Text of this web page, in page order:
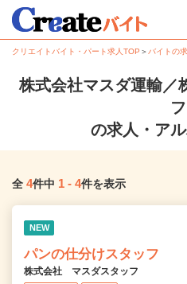
クリエイトバイト・パート求人TOP ＞ バイトの
株式会社マスダ運輸／
フ
の求人・ア
全 4件中 1 - 4件を表示
NEW
パンの仕分けスタッフ
株式会社 マスダスタッフ